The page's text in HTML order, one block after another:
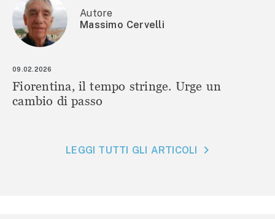
Autore
Massimo Cervelli
09.02.2026
Fiorentina, il tempo stringe. Urge un
cambio di passo
LEGGI TUTTI GLI ARTICOLI